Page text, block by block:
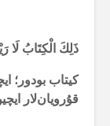
ذَلِكَ الْكِتَابُ لَا رَيْبَ
کیتاب بودور؛
قۇرویان‌لار